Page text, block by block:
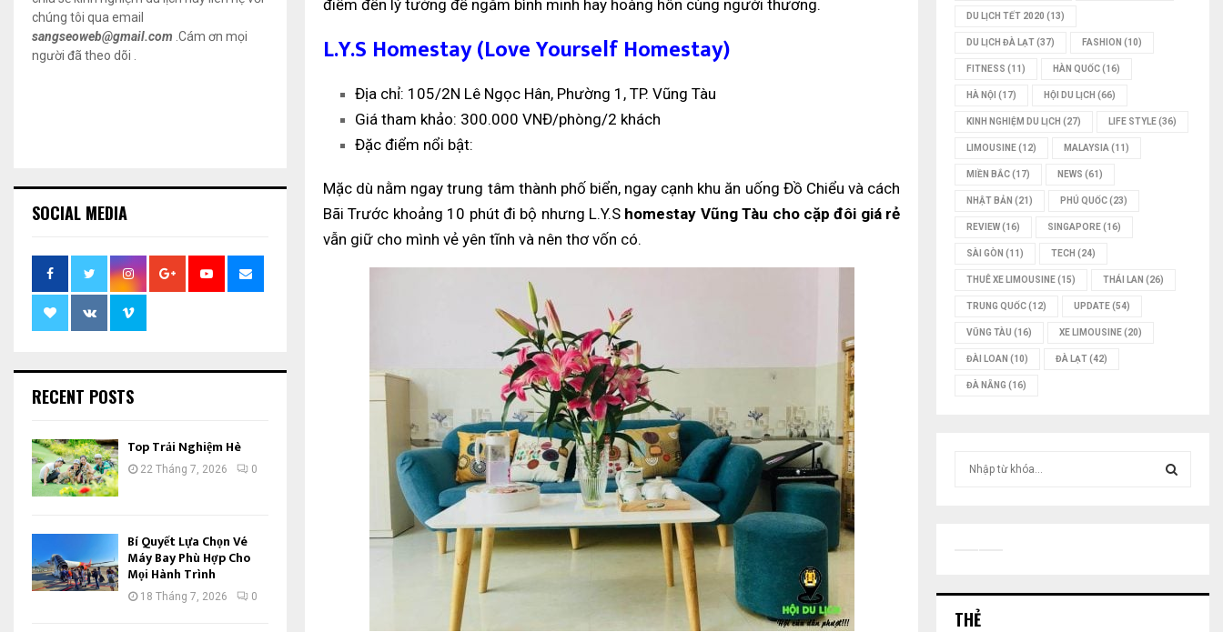
điểm đến lý tưởng để ngắm bình minh hay hoàng hôn cùng người thương.
L.Y.S Homestay (Love Yourself Homestay)
Địa chỉ: 105/2N Lê Ngọc Hân, Phường 1, TP. Vũng Tàu
Giá tham khảo: 300.000 VNĐ/phòng/2 khách
Đặc điểm nổi bật:
Mặc dù nằm ngay trung tâm thành phố biển, ngay cạnh khu ăn uống Đồ Chiểu và cách
Bãi Trước khoảng 10 phút đi bộ nhưng L.Y.S homestay Vũng Tàu cho cặp đôi giá rẻ
vẫn giữ cho mình vẻ yên tĩnh và nên thơ vốn có.
chúng tôi qua email
sangseoweb@gmail.com .Cám ơn mọi
người đã theo dõi .
SOCIAL MEDIA
RECENT POSTS
Top Trải Nghiệm Hè
22 Tháng 7, 2026 0
Bí Quyết Lựa Chọn Vé
Máy Bay Phù Hợp Cho
Mọi Hành Trình
18 Tháng 7, 2026 0
DU LỊCH TẾT 2020 (13)
DU LỊCH ĐÀ LẠT(37) FASHION (10)
FITNESS (11) HÀN QUỐC(16)
HÀ NỘI (17) HỘI DU LỊCH (66)
KINH NGHIỆM DU LỊCH (27) LIFE STYLE(36)
LIMOUSINE(12) MALAYSIA (11)
MIỀN BẮC(17) NEWS (61)
NHẬT BẢN (21) PHÚ QUỐC(23)
REVIEW(16) SINGAPORE(16)
SÀI GÒN (11) TECH (24)
THUÊ XE LIMOUSINE(15) THÁI LAN (26)
TRUNG QUỐC(12) UPDATE(54)
VŨNG TÀU (16) XE LIMOUSINE(20)
ĐÀI LOAN (10) ĐÀ LẠT(42)
ĐÀ NẴNG (16)
:
THẺ